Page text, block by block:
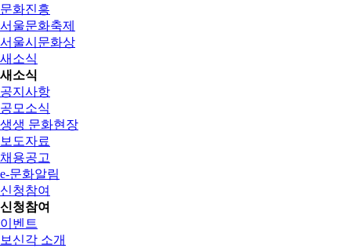
문화진흥
서울문화축제
서울시문화상
새소식
새소식
공지사항
공모소식
생생 문화현장
보도자료
채용공고
e-문화알림
신청참여
신청참여
이벤트
보신각 소개